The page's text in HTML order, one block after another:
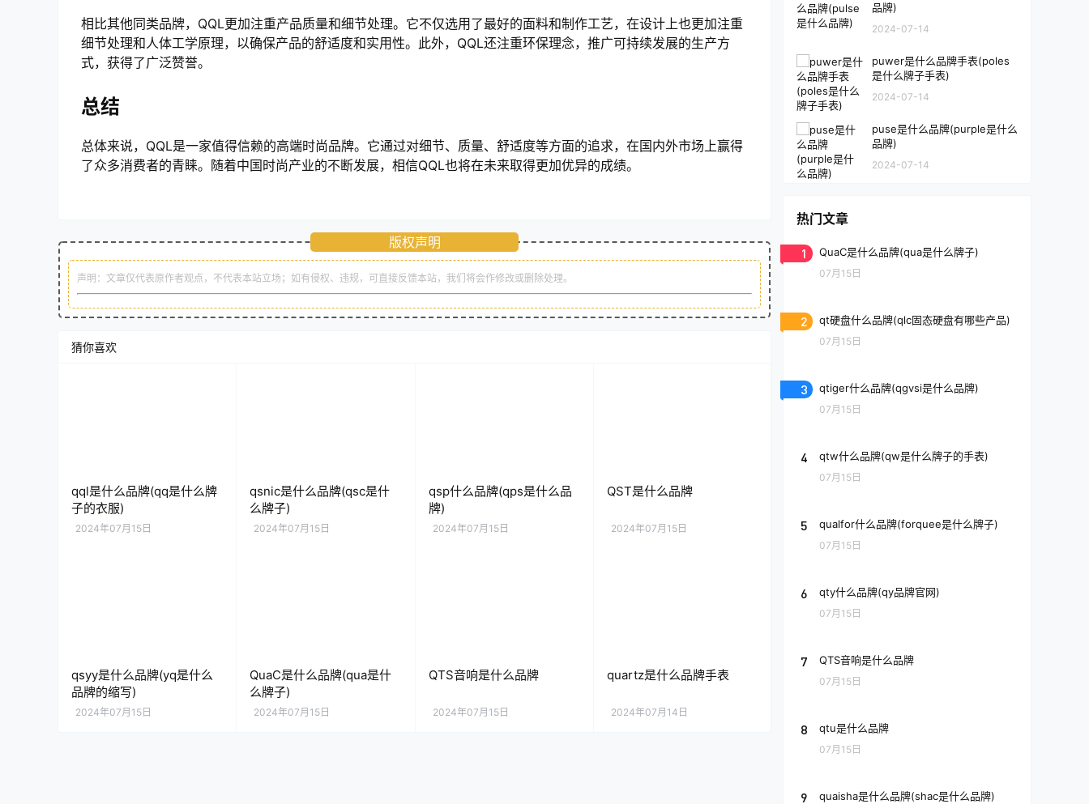
相比其他同类品牌，QQL更加注重产品质量和细节处理。它不仅选用了最好的面料和制作工艺，在设计上也更加注重
细节处理和人体工学原理，以确保产品的舒适度和实用性。此外，QQL还注重环保理念，推广可持续发展的生产方
式，获得了广泛赞誉。
总结
总体来说，QQL是一家值得信赖的高端时尚品牌。它通过对细节、质量、舒适度等方面的追求，在国内外市场上赢得
了众多消费者的青睐。随着中国时尚产业的不断发展，相信QQL也将在未来取得更加优异的成绩。
版权声明
声明：文章仅代表原作者观点，不代表本站立场；如有侵权、违规，可直接反馈本站，我们将会作修改或删除处理。
猜你喜欢
qql是什么品牌(qq是什么牌
子的衣服)
2024年07月15日
qsnic是什么品牌(qsc是什
么牌子)
2024年07月15日
qsp什么品牌(qps是什么品
牌)
2024年07月15日
QST是什么品牌
2024年07月15日
qsyy是什么品牌(yq是什么
品牌的缩写)
2024年07月15日
QuaC是什么品牌(qua是什
么牌子)
2024年07月15日
QTS音响是什么品牌
2024年07月15日
quartz是什么品牌手表
2024年07月14日
品牌)
2024-07-14
puwer是什么品牌手表(poles
是什么牌子手表)
2024-07-14
puse是什么品牌(purple是什么
品牌)
2024-07-14
热门文章
1 QuaC是什么品牌(qua是什么牌子)
07月15日
2 qt硬盘什么品牌(qlc固态硬盘有哪些产品)
07月15日
3 qtiger什么品牌(qgvsi是什么品牌)
07月15日
4 qtw什么品牌(qw是什么牌子的手表)
07月15日
5 qualfor什么品牌(forquee是什么牌子)
07月15日
6 qty什么品牌(qy品牌官网)
07月15日
7 QTS音响是什么品牌
07月15日
8 qtu是什么品牌
07月15日
9 quaisha是什么品牌(shac是什么品牌)